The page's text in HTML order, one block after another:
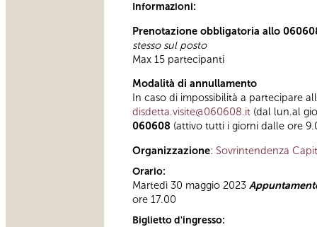
Informazioni:
Prenotazione obbligatoria allo
stesso sul posto
Max 15 partecipanti
Modalità di annullamento
In caso di impossibilità a partecipare
disdetta.visite@060608.it (dal lun.al
060608 (attivo tutti i giorni dalle ore
Organizzazione: Sovrintendenza
Orario:
Martedì 30 maggio 2023
ore 17.00
Biglietto d'ingresso: